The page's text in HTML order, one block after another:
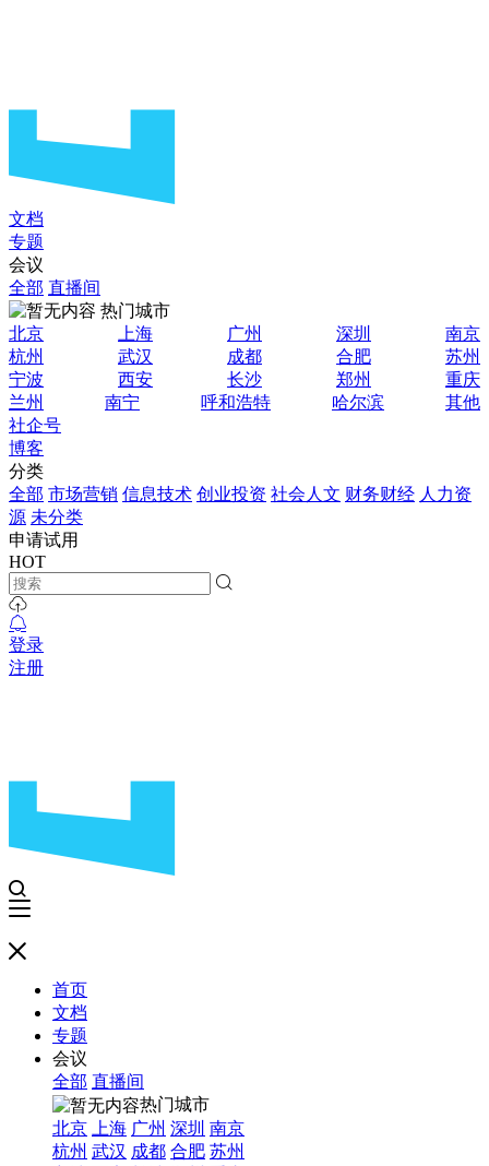
文档
专题
会议
全部 直播间
热门城市
北京
上海 广州 深圳
南京
杭州
武汉 成都 合肥
苏州
宁波
西安 长沙 郑州
重庆
兰州
南宁 呼和浩特 哈尔滨
其他
社企号
博客
分类
全部 市场营销 信息技术 创业投资 社会人文 财务财经 人力资
源 未分类
申请试用
HOT
登录
注册
首页
文档
专题
会议
全部 直播间
热门城市
北京
上海 广州 深圳 南京
杭州 武汉 成都 合肥 苏州